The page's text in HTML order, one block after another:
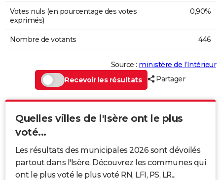
Votes nuls (en pourcentage des votes
exprimés)
0,90%
Nombre de votants 446
Source : ministère de l’Intérieur
Recevoir les résultats
Partager
Quelles villes de l'Isère ont le plus
voté...
Les résultats des municipales 2026 sont dévoilés
partout dans l'Isère. Découvrez les communes qui
ont le plus voté le plus voté RN, LFI, PS, LR...